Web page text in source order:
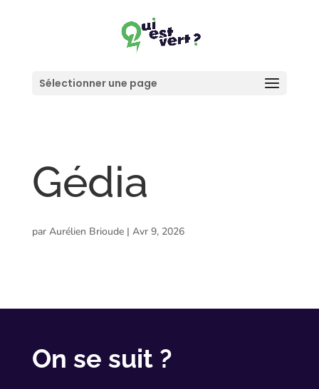
Sélectionner une page
Gédia
par Aurélien Brioude| Avr 9, 2026
On se suit ?